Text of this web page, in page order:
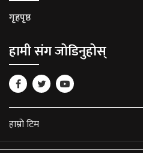
गृहपृष्ठ
हामी संग जोडिनुहोस्
हाम्रो टिम